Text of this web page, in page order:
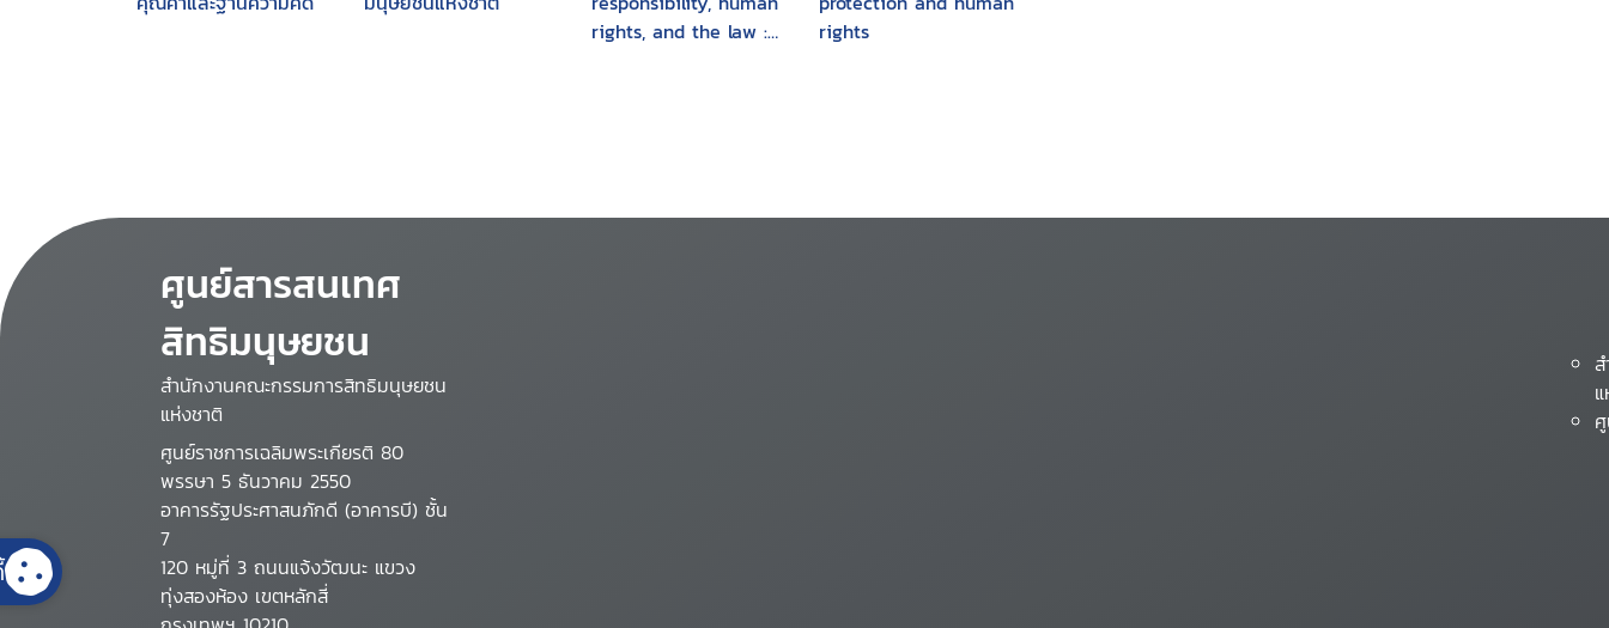
rights, and the law :
rights
ศูนย์สารสนเทศ
สิทธิมนุษยชน
สำนักงานคณะกรรมการสิทธิมนุษยชน
แห่งชาติ
ศูนย์ราชการเฉลิมพระเกียรติ 80
พรรษา 5 ธันวาคม 2550
อาคารรัฐประศาสนภักดี (อาคารบี) ชั้น
7
120 หมู่ที่ 3 ถนนแจ้งวัฒนะ แขวง
ทุ่งสองห้อง เขตหลักสี่